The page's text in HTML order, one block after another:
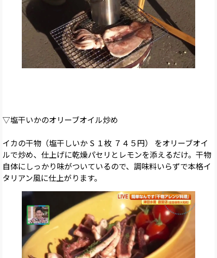
▽塩干いかのオリーブオイル炒め
イカの干物（塩干しいか S １枚 ７４５円） をオリーブオイ
ルで炒め、仕上げに乾燥パセリとレモンを添えるだけ。干物
自体にしっかり味がついているので、調味料いらずで本格イ
タリアン風に仕上がります。